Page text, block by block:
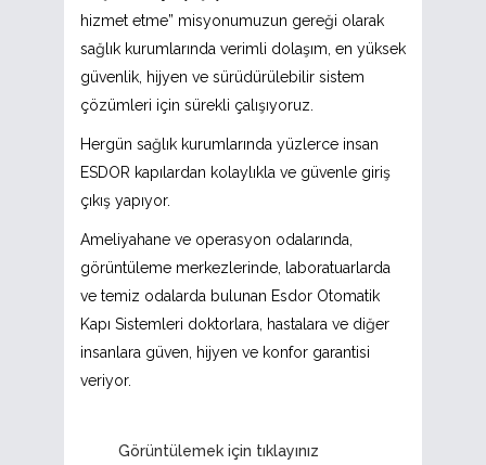
hizmet etme” misyonumuzun gereği olarak
sağlık kurumlarında verimli dolaşım, en yüksek
güvenlik, hijyen ve sürüdürülebilir sistem
çözümleri için sürekli çalışıyoruz.
Hergün sağlık kurumlarında yüzlerce insan
ESDOR kapılardan kolaylıkla ve güvenle giriş
çıkış yapıyor.
Ameliyahane ve operasyon odalarında,
görüntüleme merkezlerinde, laboratuarlarda
ve temiz odalarda bulunan Esdor Otomatik
Kapı Sistemleri doktorlara, hastalara ve diğer
insanlara güven, hijyen ve konfor garantisi
veriyor.
Görüntülemek için tıklayınız